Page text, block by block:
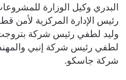
البدري وكيل الوزارة
رئيس الإدارة المركزية لأمن
وليد لطفي رئيس شركة
لطفي رئيس شركة إنبي
شركة جاسكو.